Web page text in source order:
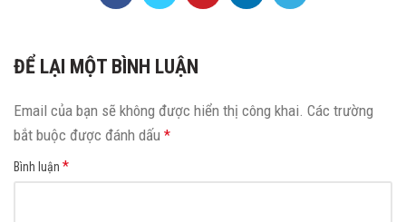
ĐỂ LẠI MỘT BÌNH LUẬN
Email của bạn sẽ không được hiển thị công khai. Các trường
bắt buộc được đánh dấu *
Bình luận *